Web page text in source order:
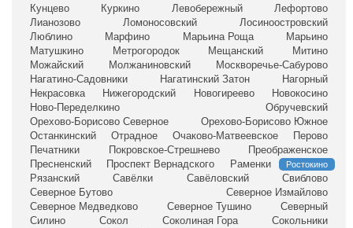
Кунцево
Куркино Левобережный
Лефортово
Лианозово
Ломоносовский
Лосиноостровский
Люблино
Марфино Марьина Роща
Марьино
Матушкино
Метрогородок Мещанский
Митино
Можайский
Молжаниновский
Москворечье-Сабурово
Нагатино-Садовники
Нагатинский Затон
Нагорный
Некрасовка
Нижегородский Новогиреево
Новокосино
Ново-Переделкино
Обручевский
Орехово-Борисово Северное
Орехово-Борисово Южное
Останкинский
Отрадное Очаково-Матвеевское
Перово
Печатники
Покровское-Стрешнево
Преображенское
Пресненский
Проспект Вернадского Раменки Ростокино
Рязанский Савёлки Савёловский
Свиблово
Северное Бутово
Северное Измайлово
Северное Медведково
Северное Тушино
Северный
Силино
Сокол Соколиная Гора
Сокольники